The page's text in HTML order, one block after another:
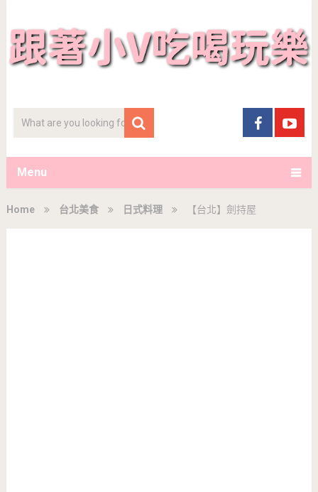
Menu
Home 台北美食 日式料理 【台北】劍持屋